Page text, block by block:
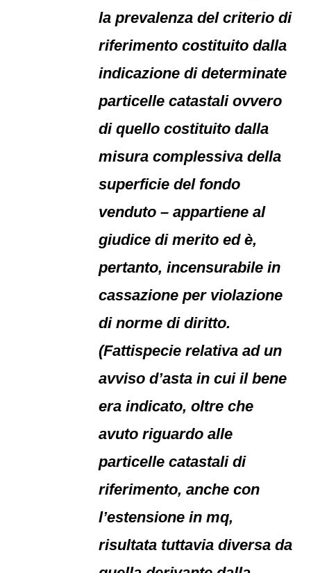
la prevalenza del criterio di
riferimento costituito dalla
indicazione di determinate
particelle catastali ovvero
di quello costituito dalla
misura complessiva della
superficie del fondo
venduto – appartiene al
giudice di merito ed è,
pertanto, incensurabile in
cassazione per violazione
di norme di diritto.
(Fattispecie relativa ad un
avviso d’asta in cui il bene
era indicato, oltre che
avuto riguardo alle
particelle catastali di
riferimento, anche con
l’estensione in mq,
risultata tuttavia diversa da